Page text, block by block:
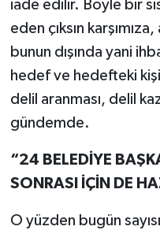
iade edilir. Böyle bir
eden çıksın
bunun dışında yani
hedef ve hedefteki
delil aranması, delil
gündemde.
“24 BELEDİYE
SONRASI İÇİN DE
O yüzden bugün